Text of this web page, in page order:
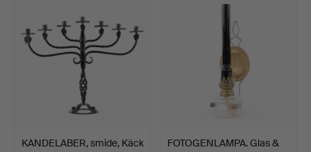
KANDELABER, smide, Käck
FOTOGENLAMPA. Glas &